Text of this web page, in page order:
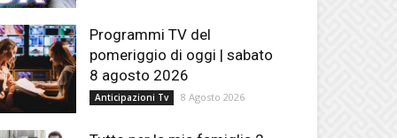
Programmi TV del
pomeriggio di oggi | sabato
8 agosto 2026
Anticipazioni Tv 8 Agosto 2026